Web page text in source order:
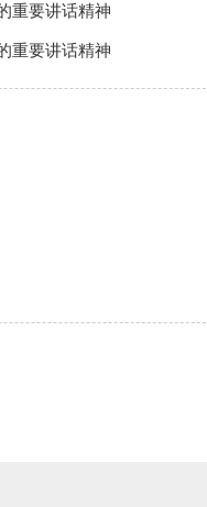
重要讲话精神
重要讲话精神